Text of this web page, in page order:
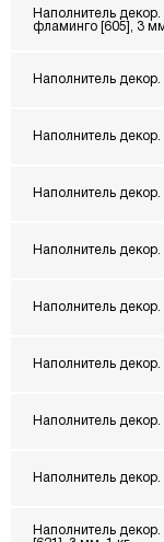
Наполнитель
фламинго [605], 3
Наполнитель
Наполнитель
Наполнитель
Наполнитель
Наполнитель
Наполнитель
Наполнитель
Наполнитель
Наполнитель